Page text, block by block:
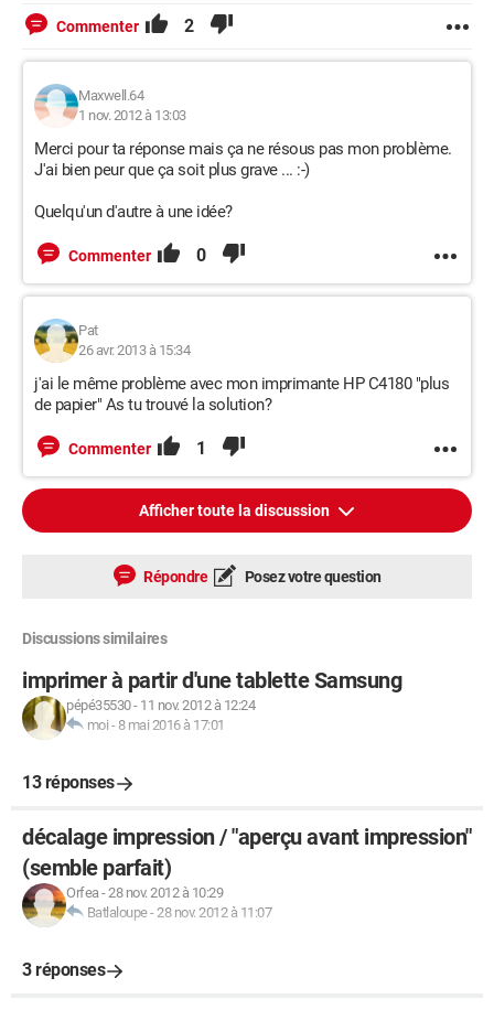
Commenter 2
Maxwell.64
1 nov. 2012 à 13:03
Merci pour ta réponse mais ça ne résous pas mon problème.
J'ai bien peur que ça soit plus grave ... :-)
Quelqu'un d'autre à une idée?
Commenter 0
Pat
26 avr. 2013 à 15:34
j'ai le même problème avec mon imprimante HP C4180 "plus
de papier" As tu trouvé la solution?
Commenter 1
Afficher toute la discussion
Répondre Posez votre question
Discussions similaires
imprimer à partir d'une tablette Samsung
pépé35530- 11 nov. 2012 à 12:24
moi - 8 mai 2016 à 17:01
13 réponses
décalage impression / "aperçu avant impression"
(semble parfait)
Orfea-28 nov. 2012 à 10:29
Batlaloupe-28 nov. 2012 à 11:07
3 réponses